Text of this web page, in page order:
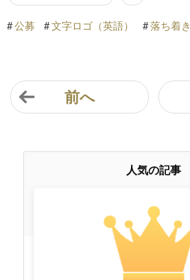
#公募 #文字ロゴ（英語） #落ち着き
前へ
人気の記事